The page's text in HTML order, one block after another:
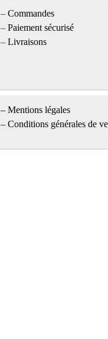
–Commandes
–Paiement sécurisé
–Livraisons
–Mentions légales
– Conditions générales de